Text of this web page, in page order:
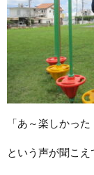
「あ～楽しかった
という声が聞こ